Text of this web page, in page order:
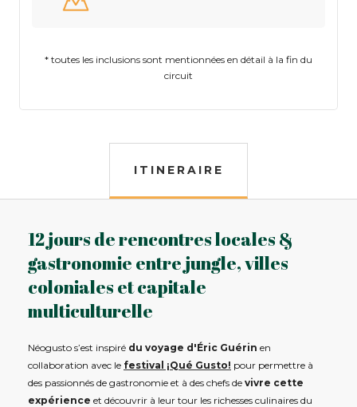
* toutes les inclusions sont mentionnées en détail à la fin du
circuit
ITINERAIRE
12 jours de rencontres locales &
gastronomie entre jungle, villes
coloniales et capitale
multiculturelle
Néogusto s’est inspiré du voyage d'Éric Guérin en
collaboration avec le festival ¡Qué Gusto! pour permettre à
des passionnés de gastronomie et à des chefs de vivre cette
expérience et découvrir à leur tour les richesses culinaires du